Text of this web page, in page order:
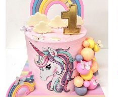
עוגה של חד קרן
התקשר/י